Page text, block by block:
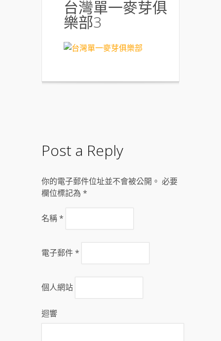
台灣單一麥芽俱
樂部3
Post a Reply
你的電子郵件位址並不會被公開。 必要
欄位標記為 *
名稱*
電子郵件*
個人網站
迴響